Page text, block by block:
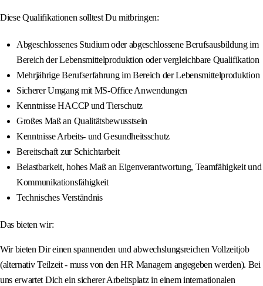
Diese Qualifikationen solltest Du mitbringen:
Abgeschlossenes Studium oder abgeschlossene Berufsausbildung im
Bereich der Lebensmittelproduktion oder vergleichbare Qualifikation
Mehrjährige Berufserfahrung im Bereich der Lebensmittelproduktion
Sicherer Umgang mit MS-Office Anwendungen
Kenntnisse HACCP und Tierschutz
Großes Maß an Qualitätsbewusstsein
Kenntnisse Arbeits- und Gesundheitsschutz
Bereitschaft zur Schichtarbeit
Belastbarkeit, hohes Maß an Eigenverantwortung, Teamfähigkeit und
Kommunikationsfähigkeit
Technisches Verständnis
Das bieten wir:
Wir bieten Dir einen spannenden und abwechslungsreichen Vollzeitjob
(alternativ Teilzeit - muss von den HR Managern angegeben werden). Bei
uns erwartet Dich ein sicherer Arbeitsplatz in einem internationalen